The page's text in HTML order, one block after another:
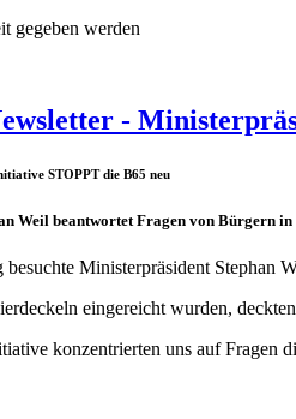
gegeben werden
-
STOPPT die B65 neu
Weil beantwortet Fragen von Bürgern in
besuchte Ministerpräsident Stephan
eingereicht wurden,
konzentrierten uns auf Fragen